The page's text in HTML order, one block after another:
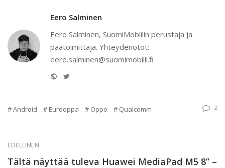
Eero Salminen
Eero Salminen, SuomiMobiilin perustaja ja
päätoimittaja. Yhteydenotot:
eero.salminen@suomimobiili.fi
Website
Android Eurooppa Oppo Qualcomm 2
EDELLINEN
Tältä näyttää tuleva Huawei MediaPad M5 8” –